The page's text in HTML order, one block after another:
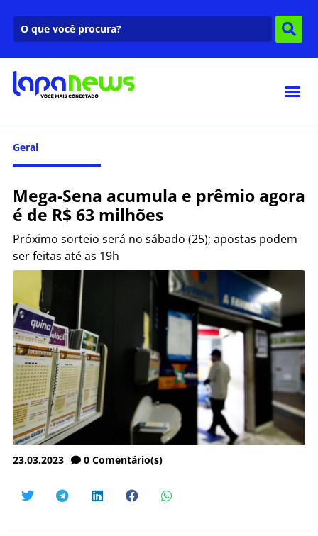
Geral
Mega-Sena acumula e prêmio agora
é de R$ 63 milhões
Próximo sorteio será no sábado (25); apostas podem
ser feitas até as 19h
23.03.2023 0 Comentário(s)